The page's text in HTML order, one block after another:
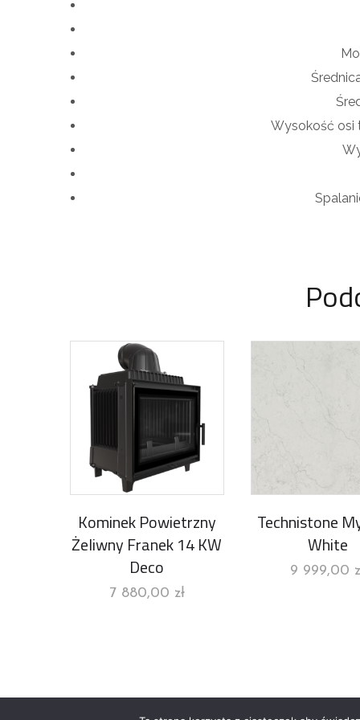
Wysokość
Kominek Powietrzny
Żeliwny Franek 14 KW
Deco
7 880,00 zł
Technistone
White
9 999,00